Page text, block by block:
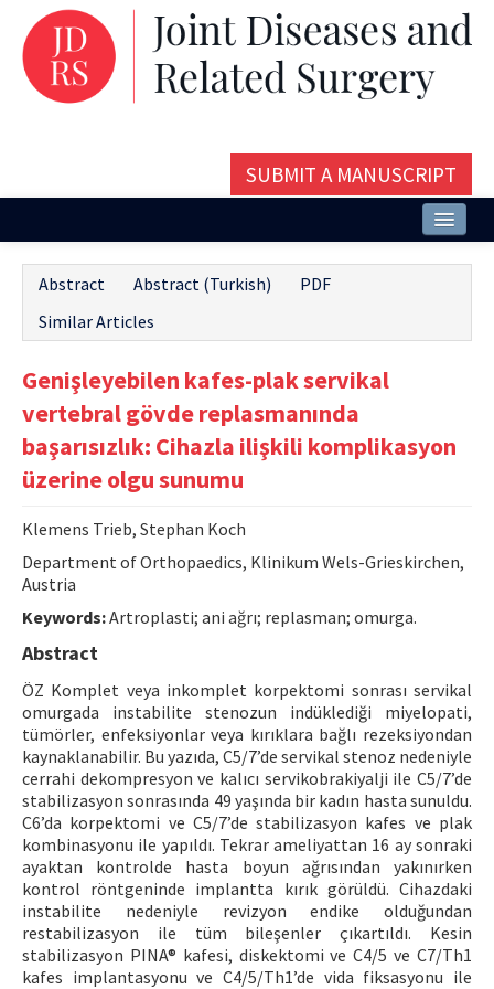
SUBMIT A MANUSCRIPT
Issues and Articles
Editorial Board
Instructions
Aims and Scope
Contact Us
E-ISSN: 2687-4792
Abstract Abstract (Turkish)
PDF
Similar Articles
Genişleyebilen kafes-plak servikal
vertebral gövde replasmanında
başarısızlık: Cihazla ilişkili komplikasyon
üzerine olgu sunumu
Klemens Trieb, Stephan Koch
Department of Orthopaedics, Klinikum Wels-Grieskirchen,
Austria
Keywords:Artroplasti; ani ağrı; replasman; omurga.
Abstract
ÖZ Komplet veya inkomplet korpektomi sonrası servikal
omurgada instabilite stenozun indüklediği miyelopati,
tümörler, enfeksiyonlar veya kırıklara bağlı rezeksiyondan
kaynaklanabilir. Bu yazıda, C5/7’de servikal stenoz nedeniyle
cerrahi dekompresyon ve kalıcı servikobrakiyalji ile C5/7’de
stabilizasyon sonrasında 49 yaşında bir kadın hasta sunuldu.
C6’da korpektomi ve C5/7’de stabilizasyon kafes ve plak
kombinasyonu ile yapıldı. Tekrar ameliyattan 16 ay sonraki
ayaktan kontrolde hasta boyun ağrısından yakınırken
kontrol röntgeninde implantta kırık görüldü. Cihazdaki
instabilite nedeniyle revizyon endike olduğundan
restabilizasyon ile tüm bileşenler çıkartıldı. Kesin
stabilizasyon PINA® kafesi, diskektomi ve C4/5 ve C7/Th1
kafes implantasyonu ve C4/5/Th1’de vida fiksasyonu ile